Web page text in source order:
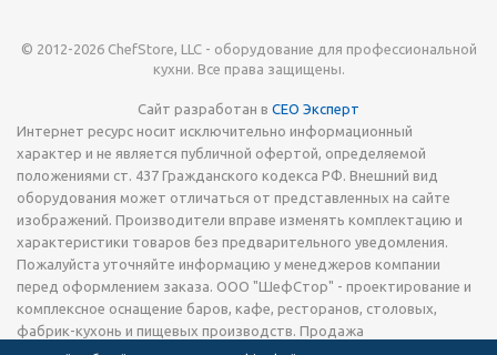
© 2012-2026 ChefStore, LLC - оборудование для профессиональной
кухни. Все права защищены.
Сайт разработан в СЕО Эксперт
Интернет ресурс носит исключительно информационный
характер и не является публичной офертой, определяемой
положениями ст. 437 Гражданского кодекса РФ. Внешний вид
оборудования может отличаться от представленных на сайте
изображений. Производители вправе изменять комплектацию и
характеристики товаров без предварительного уведомления.
Пожалуйста уточняйте информацию у менеджеров компании
перед оформлением заказа. ООО "ШефСтор" - проектирование и
комплексное оснащение баров, кафе, ресторанов, столовых,
фабрик-кухонь и пищевых производств. Продажа